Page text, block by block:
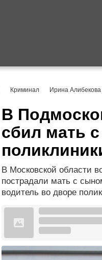
Криминал Ирина Алибекова
В
сбил мать
В Московской области
пострадали мать с
водитель во дворе